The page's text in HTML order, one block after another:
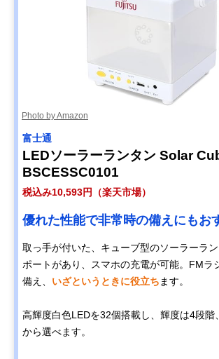
Photo by Amazon
富士通
LEDソーラーランタン Solar
BSCESSC0101
税込み10,593円（楽天市場）
優れた性能で非常時の備えにもお
取っ手が付いた、キューブ型のソーラーラ
ポートがあり、スマホの充電が可能。FMラ
備え、 いざというときに役立ちます。
高輝度白色LEDを32個搭載し、輝度は4段階
から選べます。